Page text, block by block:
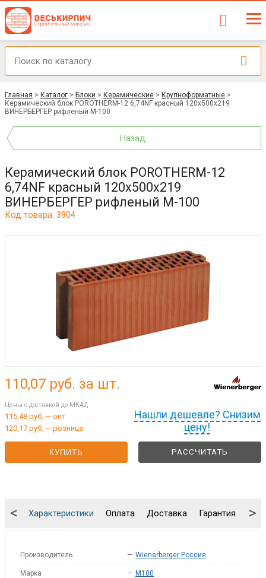
Главная > Каталог > Блоки > Керамические > Крупноформатные >
Керамический блок POROTHERM-12 6,74NF красный 120x500x219
ВИНЕРБЕРГЕР рифленый М-100
Назад
Керамический блок POROTHERM-12
6,74NF красный 120x500x219
ВИНЕРБЕРГЕР рифленый М-100
Код товара: 3904
Нашли дешевле? Снизим
цену!
110,07 руб. за шт.
Цены с доставкой до МКАД
115,48 руб. — опт
120,17 руб. — розница
КУПИТЬ РАССЧИТАТЬ
Характеристики Оплата Доставка Гарантия
< >
Производитель — Wienerberger Россия
Марка — M100